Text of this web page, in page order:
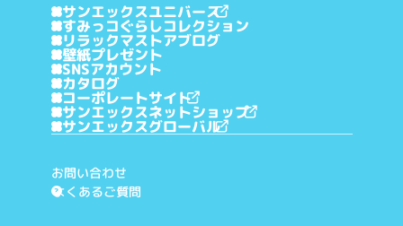
サンエックスユニバース
すみっコぐらしコレクション
リラックマストアブログ
壁紙プレゼント
SNSアカウント
カタログ
コーポレートサイト
サンエックスネットショップ
サンエックスグローバル
お問い合わせ
?
よくあるご質問